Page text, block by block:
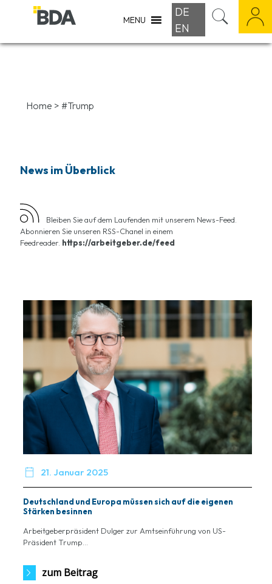
MENU
DE
EN
Home > #Trump
News im Überblick
Bleiben Sie auf dem Laufenden mit unserem News-Feed.
Abonnieren Sie unseren RSS-Chanel in einem
Feedreader. https://arbeitgeber.de/feed
 21. Januar 2025
Deutschland und Europa müssen sich auf die eigenen
Stärken besinnen
Arbeitgeberpräsident Dulger zur Amtseinführung von US-
Präsident Trump...
zum Beitrag